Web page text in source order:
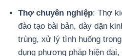
Thợ chuyên nghiệp: Thợ
đào tạo bài bản, dày dặn
trùng, xử lý tình huống
dụng phương pháp hiện